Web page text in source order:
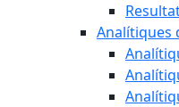
Analítiques